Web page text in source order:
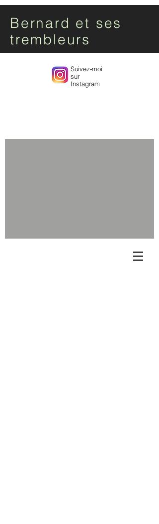
Bernard et ses
trembleurs
Suivez-moi
sur
Instagram